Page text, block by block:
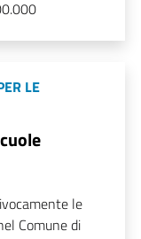
LE
le
Comune di